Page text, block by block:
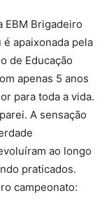
EBM Brigadeiro
apaixonada pela
de Educação
apenas 5 anos
para toda a vida.
A sensação
ao longo
praticados.
campeonato: